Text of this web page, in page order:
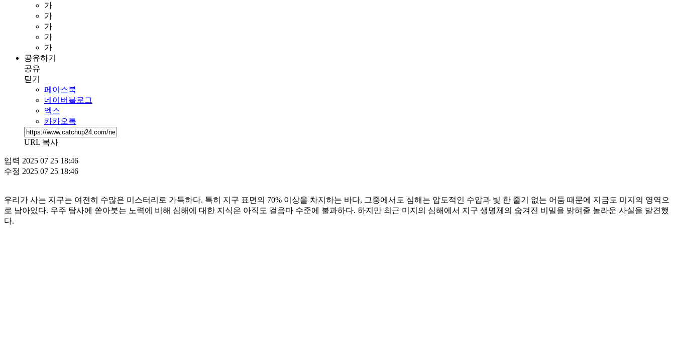
가
가
가
가
가
공유하기
공유
닫기
페이스북
네이버블로그
엑스
카카오톡
URL 복사
입력 2025 07 25 18:46
수정 2025 07 25 18:46
우리가 사는 지구는 여전히 수많은 미스터리로 가득하다. 특히 지구 표면의 70% 이상을 차지하는 바다, 그중에서도 심해는 압도적인 수압과 빛 한 줄기 없는 어둠 때문에 지금도 미지의 영역으
로 남아있다. 우주 탐사에 쏟아붓는 노력에 비해 심해에 대한 지식은 아직도 걸음마 수준에 불과하다. 하지만 최근 미지의 심해에서 지구 생명체의 숨겨진 비밀을 밝혀줄 놀라운 사실을 발견했
다.